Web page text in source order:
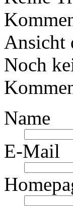
Ansicht
Noch
Name
E-Mail